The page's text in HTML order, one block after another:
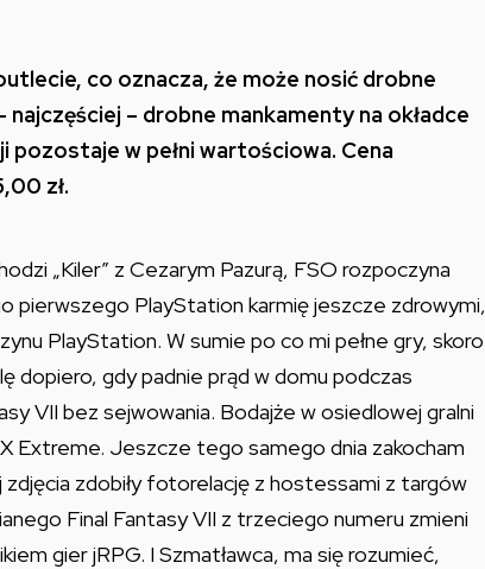
co oznacza, że może nosić drobne
najczęściej – drobne mankamenty na okładce
pozostaje w pełni wartościowa. Cena
zł.
„Kiler” z Cezarym Pazurą, FSO rozpoczyna
pierwszego PlayStation karmię jeszcze zdrowymi,
PlayStation. W sumie po co mi pełne gry, skoro
dopiero, gdy padnie prąd w domu podczas
VII bez sejwowania. Bodajże w osiedlowej gralni
Extreme. Jeszcze tego samego dnia zakocham
zdobiły fotorelację z hostessami z targów
Final Fantasy VII z trzeciego numeru zmieni
gier jRPG. I Szmatławca, ma się rozumieć,